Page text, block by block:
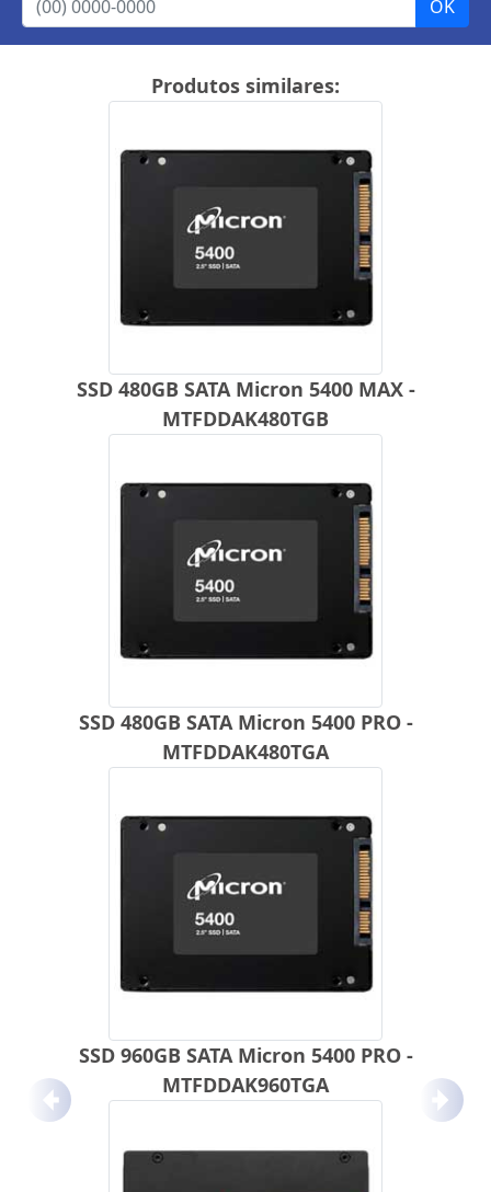
Produtos similares:
SSD 480GB SATA Micron 5400 MAX -
MTFDDAK480TGB
SSD 480GB SATA Micron 5400 PRO -
MTFDDAK480TGA
SSD 960GB SATA Micron 5400 PRO -
MTFDDAK960TGA
Anterior